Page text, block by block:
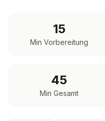
15
Min Vorbereitung
45
Min Gesamt